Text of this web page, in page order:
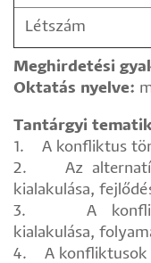
Létszám
Meghirdetési
Oktatás nyelve:
Tantárgyi
1. A konfliktus
2. Az alternatív
kialakulása,
3. A
kialakulása,
4. A konfliktusok